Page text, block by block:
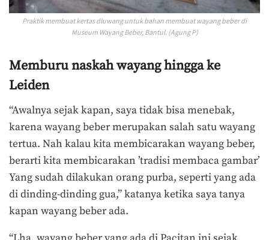
Praktik membuat kertas dluwang untuk bahan membuat wayang beber di
Museum Wayang Beber, Bantul. (Agung P)
Memburu naskah wayang hingga ke
Leiden
“Awalnya sejak kapan, saya tidak bisa menebak,
karena wayang beber merupakan salah satu wayang
tertua. Nah kalau kita membicarakan wayang beber,
berarti kita membicarakan ’tradisi membaca gambar’
Yang sudah dilakukan orang purba, seperti yang ada
di dinding-dinding gua,” katanya ketika saya tanya
kapan wayang beber ada.